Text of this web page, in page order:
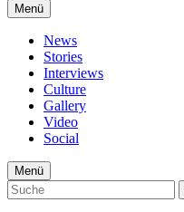
Menü
News
Stories
Interviews
Culture
Gallery
Video
Social
Menü